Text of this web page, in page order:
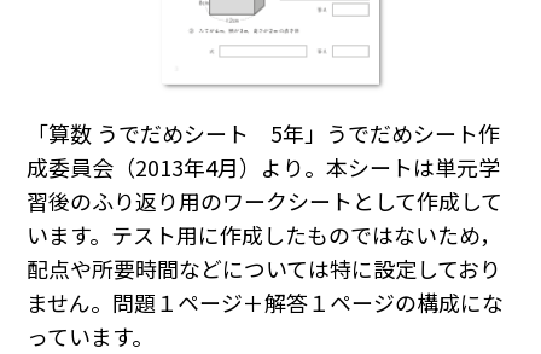
「算数 うでだめシート 5年」うでだめシート作
成委員会（2013年4月）より。本シートは単元学
習後のふり返り用のワークシートとして作成して
います。テスト用に作成したものではないため，
配点や所要時間などについては特に設定しており
ません。問題１ページ＋解答１ページの構成にな
っています。